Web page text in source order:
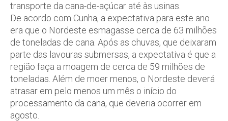
transporte da cana-de-açúcar até às usinas.
De acordo com Cunha, a expectativa para este ano
era que o Nordeste esmagasse cerca de 63 milhões
de toneladas de cana. Após as chuvas, que deixaram
parte das lavouras submersas, a expectativa é que a
região faça a moagem de cerca de 59 milhões de
toneladas. Além de moer menos, o Nordeste deverá
atrasar em pelo menos um mês o início do
processamento da cana, que deveria ocorrer em
agosto.